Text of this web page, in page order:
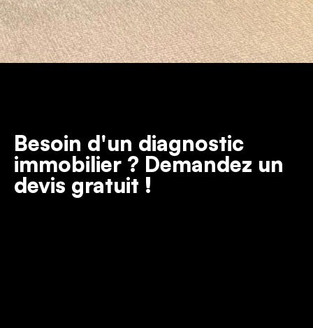
Besoin d'un diagnostic
immobilier ? Demandez un
devis gratuit !